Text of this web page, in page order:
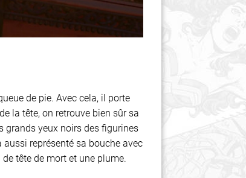
de pie. Avec cela, il porte
la tête, on retrouve bien sûr sa
grands yeux noirs des figurines
représenté sa bouche avec
tête de mort et une plume.